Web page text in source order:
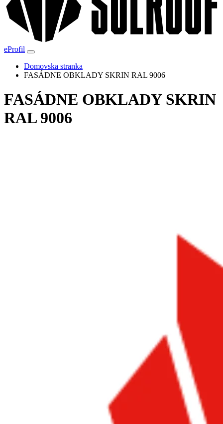
eProfil
Domovska stranka
FASÁDNE OBKLADY SKRIN RAL 9006
FASÁDNE OBKLADY SKRIN
RAL 9006